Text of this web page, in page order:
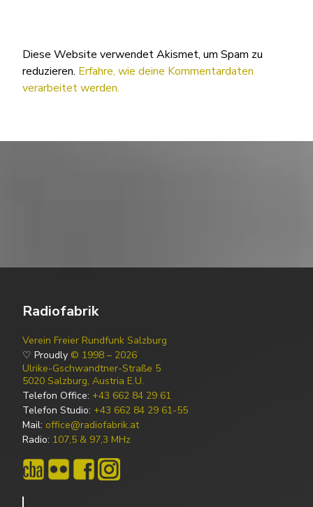
Diese Website verwendet Akismet, um Spam zu
reduzieren. Erfahre, wie deine Kommentardaten
verarbeitet werden.
Radiofabrik
Verein Freier Rundfunk Salzburg
♡ Proudly © 1998 – 2026
Ulrike-Gschwandtner-Straße 5
5020 Salzburg, Austria E.U.
Telefon Office: +43 662 84 29 61
Telefon Studio: +43 662 84 29 61-55
Mail: office@radiofabrik.at
Radio: 107,5 & 97,3 MHz